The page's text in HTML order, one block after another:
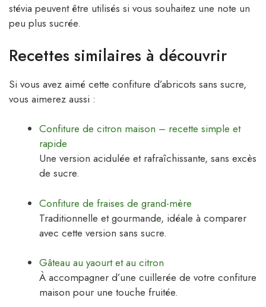
stévia peuvent être utilisés si vous souhaitez une note un
peu plus sucrée.
Recettes similaires à découvrir
Si vous avez aimé cette confiture d’abricots sans sucre,
vous aimerez aussi :
Confiture de citron maison – recette simple et
rapide
Une version acidulée et rafraîchissante, sans excès
de sucre.
Confiture de fraises de grand-mère
Traditionnelle et gourmande, idéale à comparer
avec cette version sans sucre.
Gâteau au yaourt et au citron
À accompagner d’une cuillerée de votre confiture
maison pour une touche fruitée.